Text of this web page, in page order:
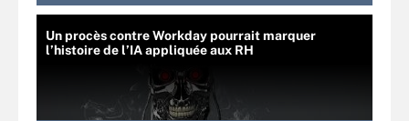
Un procès contre Workday pourrait marquer
l’histoire de l’IA appliquée aux RH